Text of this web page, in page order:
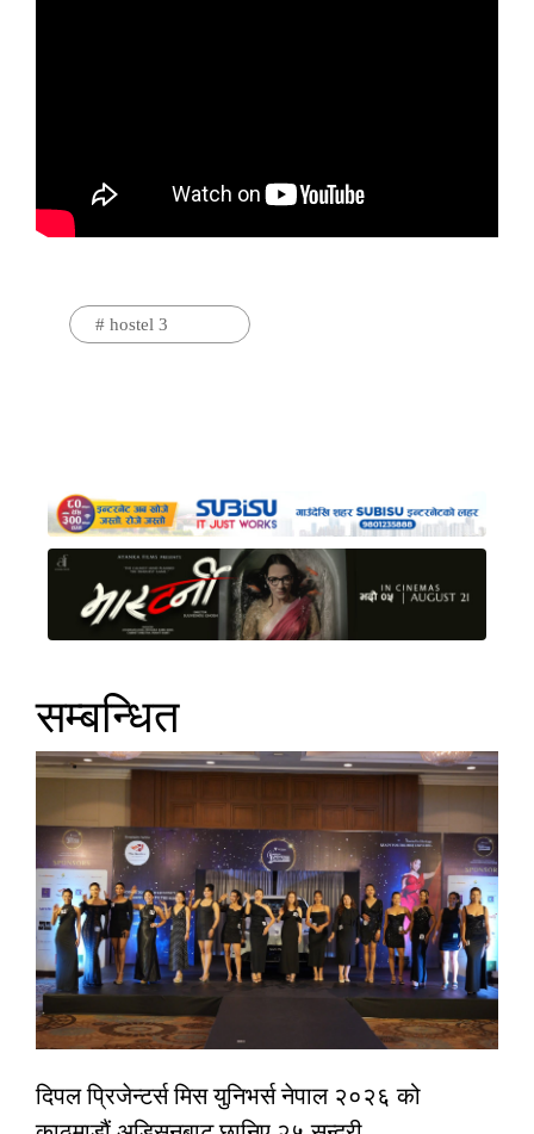
# hostel 3
सम्बन्धित
दिपल प्रिजेन्टर्स मिस युनिभर्स नेपाल २०२६ को